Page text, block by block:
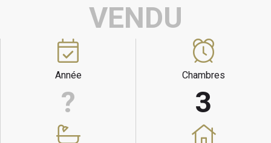
VENDU
Année
?
Chambres
3